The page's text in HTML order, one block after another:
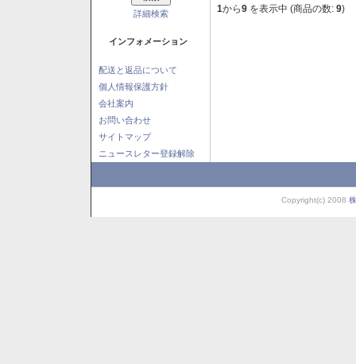
詳細検索
インフォメーション
配送と返品について
個人情報保護方針
会社案内
お問い合わせ
サイトマップ
ニュースレター登録解除
1から9 を表示中 (商品の数: 9)
Copyright(c) 2008